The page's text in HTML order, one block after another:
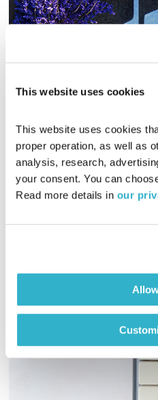
This website uses cookies
This website uses cookies
proper operation, as well as
analysis, research,
your consent. You can
Read more details in our
יחדיו בכל בוקר, עם מוזיקה